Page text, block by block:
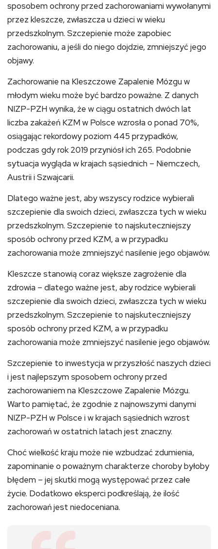
sposobem ochrony przed zachorowaniami wywołanymi
przez kleszcze, zwłaszcza u dzieci w wieku
przedszkolnym. Szczepienie może zapobiec
zachorowaniu, a jeśli do niego dojdzie, zmniejszyć jego
objawy.
Zachorowanie na Kleszczowe Zapalenie Mózgu w
młodym wieku może być bardzo poważne. Z danych
NIZP-PZH wynika, że w ciągu ostatnich dwóch lat
liczba zakażeń KZM w Polsce wzrosła o ponad 70%,
osiągając rekordowy poziom 445 przypadków,
podczas gdy rok 2019 przyniósł ich 265. Podobnie
sytuacja wygląda w krajach sąsiednich – Niemczech,
Austrii i Szwajcarii.
Dlatego ważne jest, aby wszyscy rodzice wybierali
szczepienie dla swoich dzieci, zwłaszcza tych w wieku
przedszkolnym. Szczepienie to najskuteczniejszy
sposób ochrony przed KZM, a w przypadku
zachorowania może zmniejszyć nasilenie jego objawów.
Kleszcze stanowią coraz większe zagrożenie dla
zdrowia – dlatego ważne jest, aby rodzice wybierali
szczepienie dla swoich dzieci, zwłaszcza tych w wieku
przedszkolnym. Szczepienie to najskuteczniejszy
sposób ochrony przed KZM, a w przypadku
zachorowania może zmniejszyć nasilenie jego objawów.
Szczepienie to inwestycja w przyszłość naszych dzieci
i jest najlepszym sposobem ochrony przed
zachorowaniem na Kleszczowe Zapalenie Mózgu.
Warto pamiętać, że zgodnie z najnowszymi danymi
NIZP-PZH w Polsce i w krajach sąsiednich wzrost
zachorowań w ostatnich latach jest znaczny.
Choć wielkość kraju może nie wzbudzać zdumienia,
zapominanie o poważnym charakterze choroby byłoby
błędem – jej skutki mogą występować przez całe
życie. Dodatkowo eksperci podkreślają, że ilość
zachorowań jest niedoceniana.